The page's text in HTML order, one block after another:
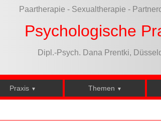
Paartherapie - Sexualtherapie -
Psychologische
Dipl.-Psych. Dana Prentki,
Praxis ▼ Themen ▼